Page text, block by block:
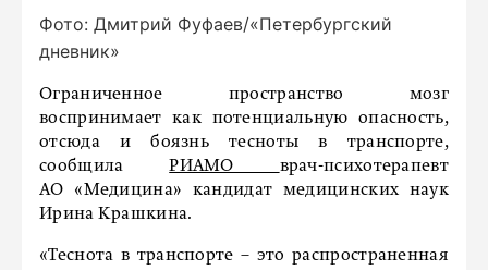
Фото: Дмитрий Фуфаев/«Петербургский
дневник»
Ограниченное пространство мозг
воспринимает как потенциальную опасность,
отсюда и боязнь тесноты в транспорте,
сообщилаРИАМО врач-психотерапевт
АО «Медицина» кандидат медицинских наук
Ирина Крашкина.
«Теснота в транспорте – это распространенная